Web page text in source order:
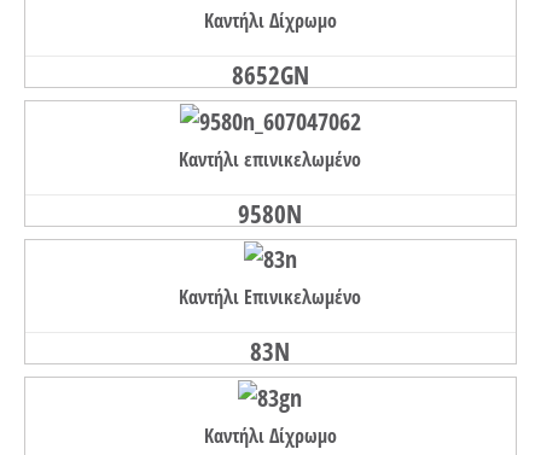
Καντήλι Δίχρωμο
8652GN
Καντήλι επινικελωμένο
9580Ν
Καντήλι Επινικελωμένο
83N
Καντήλι Δίχρωμο